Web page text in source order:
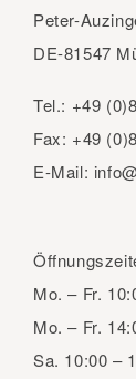
Peter-
DE-81547
Tel.: +49
Fax: +49
E-Mail:
Mo. – Fr.
Mo. – Fr.
Sa. 10:00 –